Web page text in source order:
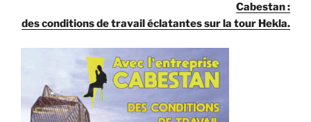
Cabestan :
des conditions de travail éclatantes sur la tour Hekla.